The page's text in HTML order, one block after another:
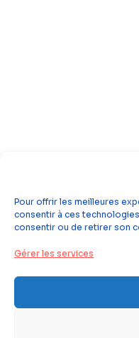
Pour offrir les meilleures
consentir à ces
consentir ou de retirer son
Gérer les services